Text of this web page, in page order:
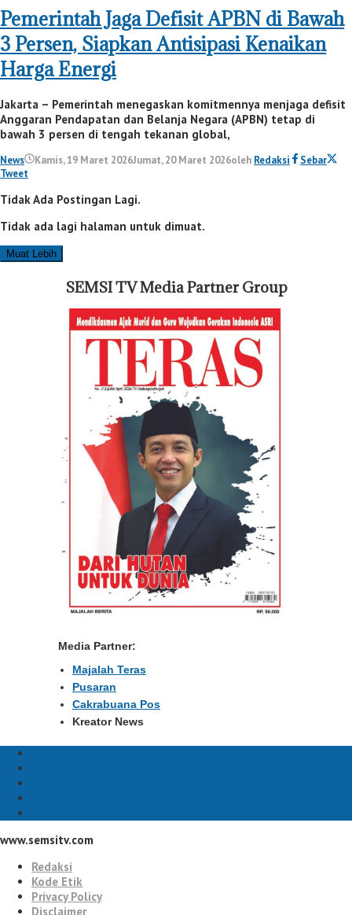
Pemerintah Jaga Defisit APBN di Bawah
3 Persen, Siapkan Antisipasi Kenaikan
Harga Energi
Jakarta – Pemerintah menegaskan komitmennya menjaga defisit
Anggaran Pendapatan dan Belanja Negara (APBN) tetap di
bawah 3 persen di tengah tekanan global,
News Kamis, 19 Maret 2026Jumat, 20 Maret 2026oleh Redaksi
Sebar
Tweet
Tidak Ada Postingan Lagi.
Tidak ada lagi halaman untuk dimuat.
Muat Lebih
SEMSI TV Media Partner Group
Media Partner:
Majalah Teras
Pusaran
Cakrabuana Pos
Kreator News
www.semsitv.com
Redaksi
Kode Etik
Privacy Policy
Disclaimer